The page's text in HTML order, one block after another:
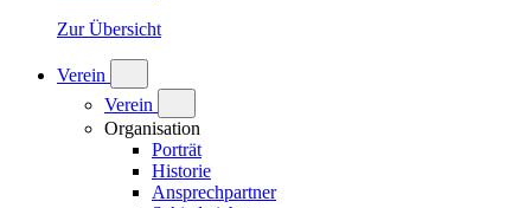
Zur Übersicht
Verein
Verein
Organisation
Porträt
Historie
Ansprechpartner